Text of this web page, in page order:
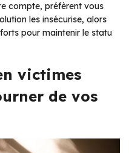
compte, préfèrent vous
les insécurise, alors
pour maintenir le statu
victimes
de vos